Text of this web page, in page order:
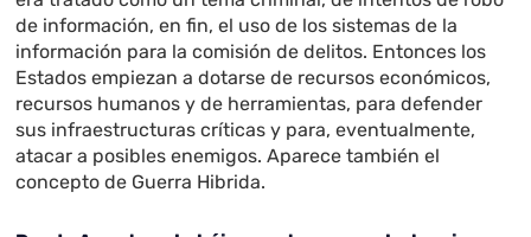
de información, en fin, el uso de los sistemas de la
información para la comisión de delitos. Entonces los
Estados empiezan a dotarse de recursos económicos,
recursos humanos y de herramientas, para defender
sus infraestructuras críticas y para, eventualmente,
atacar a posibles enemigos. Aparece también el
concepto de Guerra Hibrida.